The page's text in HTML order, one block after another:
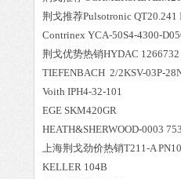
荆戈推荐Pulsotronic
Contrinex YCA-50S4-4300-
荆戈优势热销HYDAC
TIEFENBACH 2/2KSV-03P-
Voith IPH4-32-101
EGE SKM420GR
HEATH&SHERWOOD-0003
上海荆戈劲价热销T211-A
KELLER 104B